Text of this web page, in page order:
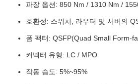
파장 옵션: 850 Nm / 1310 Nm /
호환성: 스위치, 라우터 및 서버의
폼 팩터: QSFP(Quad Small Form-
커넥터 유형: LC / MPO
작동 습도: 5%~95%